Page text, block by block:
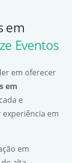
em
Eventos
em oferecer
em
e
em
em